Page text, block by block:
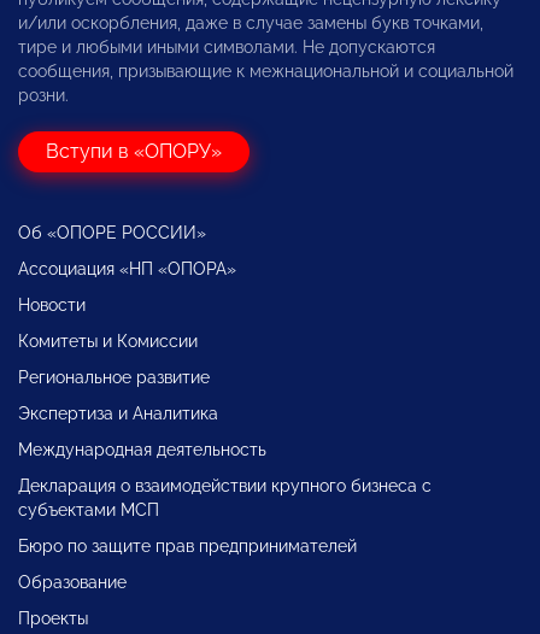
и/или оскорбления, даже в случае замены букв точками,
тире и любыми иными символами. Не допускаются
сообщения, призывающие к межнациональной и социальной
розни.
Вступи в «ОПОРУ»
Об «ОПОРЕ РОССИИ»
Ассоциация «НП «ОПОРА»
Новости
Комитеты и Комиссии
Региональное развитие
Экспертиза и Аналитика
Международная деятельность
Декларация о взаимодействии крупного бизнеса с
субъектами МСП
Бюро по защите прав предпринимателей
Образование
Проекты